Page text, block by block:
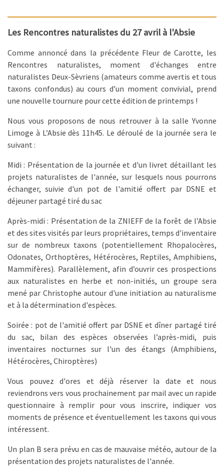
Les Rencontres naturalistes du 27 avril à l'Absie
Comme annoncé dans la précédente Fleur de Carotte, les
Rencontres naturalistes, moment d'échanges entre
naturalistes Deux-Sèvriens (amateurs comme avertis et tous
taxons confondus) au cours d’un moment convivial, prend
une nouvelle tournure pour cette édition de printemps !
Nous vous proposons de nous retrouver à la salle Yvonne
Limoge à L’Absie dès 11h45. Le déroulé de la journée sera le
suivant :
Midi : Présentation de la journée et d'un livret détaillant les
projets naturalistes de l'année, sur lesquels nous pourrons
échanger, suivie d'un pot de l'amitié offert par DSNE et
déjeuner partagé tiré du sac
Après-midi : Présentation de la ZNIEFF de la forêt de l’Absie
et des sites visités par leurs propriétaires, temps d'inventaire
sur de nombreux taxons (potentiellement Rhopalocères,
Odonates, Orthoptères, Hétérocères, Reptiles, Amphibiens,
Mammifères). Parallèlement, afin d’ouvrir ces prospections
aux naturalistes en herbe et non-initiés, un groupe sera
mené par Christophe autour d'une initiation au naturalisme
et à la détermination d'espèces.
Soirée : pot de l'amitié offert par DSNE et dîner partagé tiré
du sac, bilan des espèces observées l’après-midi, puis
inventaires nocturnes sur l'un des étangs (Amphibiens,
Hétérocères, Chiroptères)
Vous pouvez d'ores et déjà réserver la date et nous
reviendrons vers vous prochainement par mail avec un rapide
questionnaire à remplir pour vous inscrire, indiquer vos
moments de présence et éventuellement les taxons qui vous
intéressent.
Un plan B sera prévu en cas de mauvaise météo, autour de la
présentation des projets naturalistes de l'année.